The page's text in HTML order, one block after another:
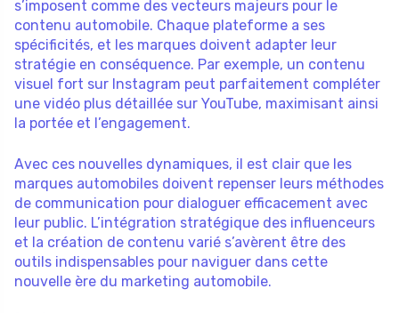
s’imposent comme des vecteurs majeurs pour le
contenu automobile. Chaque plateforme a ses
spécificités, et les marques doivent adapter leur
stratégie en conséquence. Par exemple, un contenu
visuel fort sur Instagram peut parfaitement compléter
une vidéo plus détaillée sur YouTube, maximisant ainsi
la portée et l’engagement.
Avec ces nouvelles dynamiques, il est clair que les
marques automobiles doivent repenser leurs méthodes
de communication pour dialoguer efficacement avec
leur public. L’intégration stratégique des influenceurs
et la création de contenu varié s’avèrent être des
outils indispensables pour naviguer dans cette
nouvelle ère du marketing automobile.